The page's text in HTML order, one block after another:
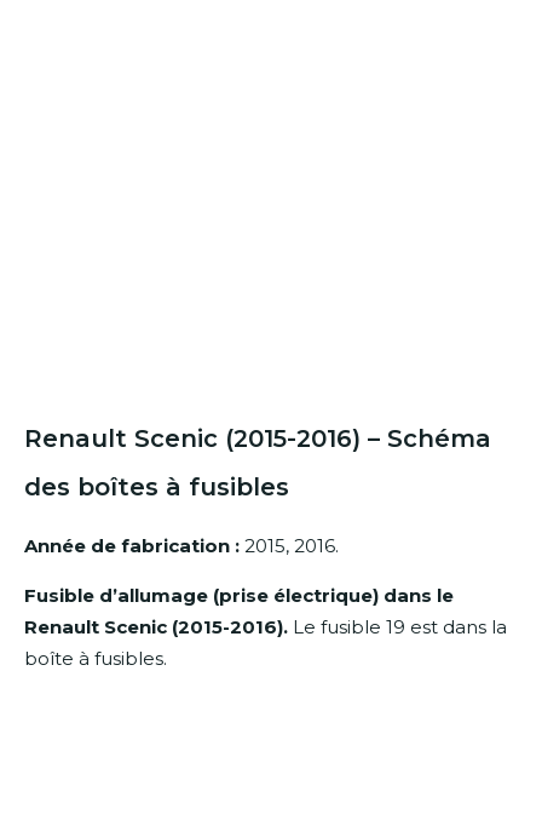
Renault Scenic (2015-2016) – Schéma
des boîtes à fusibles
Année de fabrication : 2015, 2016.
Fusible d’allumage (prise électrique) dans le
Renault Scenic (2015-2016). Le fusible 19 est dans la
boîte à fusibles.